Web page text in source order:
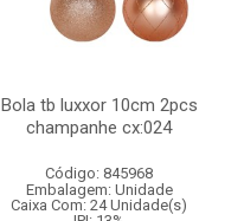
Bola tb luxxor 10cm 2pcs
champanhe cx:024
Código: 845968
Embalagem: Unidade
Caixa Com: 24 Unidade(s)